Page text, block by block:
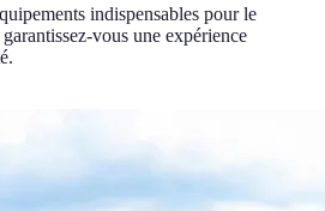
indispensables pour le
vous une expérience